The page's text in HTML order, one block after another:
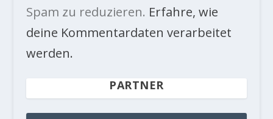
Spam zu reduzieren. Erfahre, wie
deine Kommentardaten verarbeitet
werden.
PARTNER